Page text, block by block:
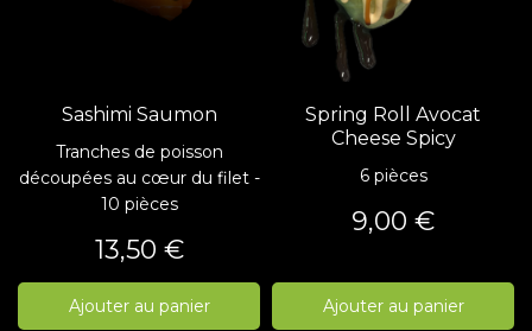
Sashimi Saumon
Tranches de poisson
découpées au cœur du filet -
10 pièces
Prix
13,50 €
Ajouter au panier
Spring Roll Avocat
Cheese Spicy
6 pièces
Prix
9,00 €
Ajouter au panier